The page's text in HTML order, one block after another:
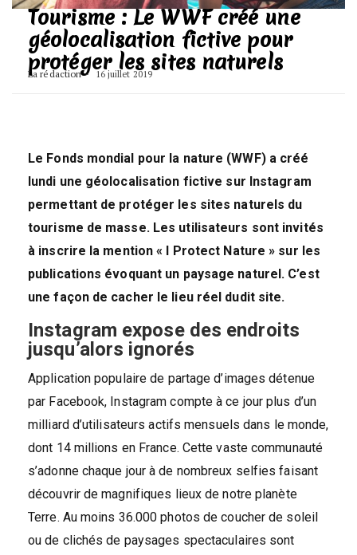
Tourisme : Le WWF créé une
géolocalisation fictive pour
protéger les sites naturels
La rédaction 16 juillet 2019
Le Fonds mondial pour la nature (WWF) a créé
lundi une géolocalisation fictive sur Instagram
permettant de protéger les sites naturels du
tourisme de masse. Les utilisateurs sont invités
à inscrire la mention « I Protect Nature » sur les
publications évoquant un paysage naturel. C’est
une façon de cacher le lieu réel dudit site.
Instagram expose des endroits
jusqu’alors ignorés
Application populaire de partage d’images détenue
par Facebook, Instagram compte à ce jour plus d’un
milliard d’utilisateurs actifs mensuels dans le monde,
dont 14 millions en France. Cette vaste communauté
s’adonne chaque jour à de nombreux selfies faisant
découvrir de magnifiques lieux de notre planète
Terre. Au moins 36.000 photos de coucher de soleil
ou de clichés de paysages spectaculaires sont